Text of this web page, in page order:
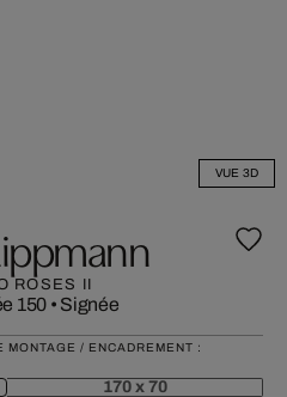
VUE 3D
ROSES II
150 • Signée
/ ENCADREMENT :
170 x 70